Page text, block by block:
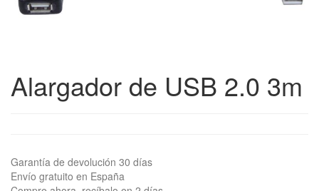
Alargador de USB 2.0 3m
Garantía de devolución 30 días
Envío gratuito en España